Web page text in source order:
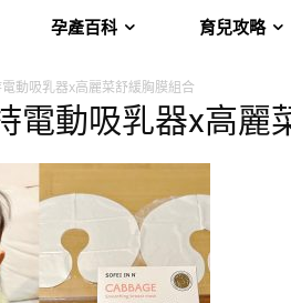
孕產百科 育兒攻略
動吸乳器x高麗菜舒緩胸膜組合
電動吸乳器x高麗